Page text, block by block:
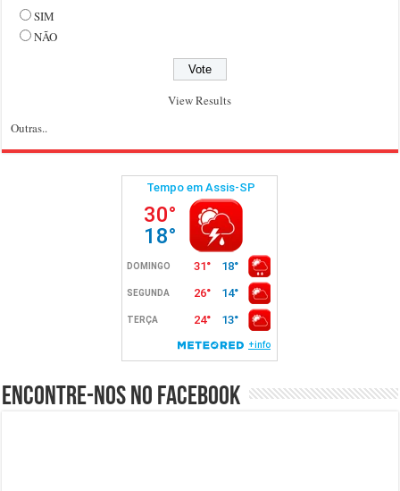
SIM
NÃO
View Results
Outras..
Encontre-nos no Facebook